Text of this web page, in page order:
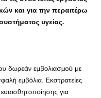
και για την περαιτέρω
υγείας.
δωρεάν εμβολιασμού με
εμβόλια. Εκστρατείες
για